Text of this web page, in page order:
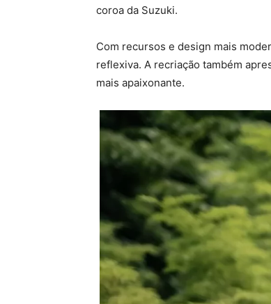
coroa da Suzuki.
Com recursos e design mais
reflexiva. A recriação também
mais apaixonante.